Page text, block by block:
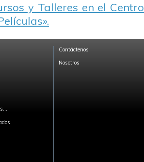
y Talleres en el
Contáctenos
Nosotros